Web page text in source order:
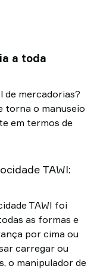
a toda
de mercadorias?
torna o manuseio
em termos de
TAWI:
TAWI foi
as formas e
por cima ou
carregar ou
o manipulador de